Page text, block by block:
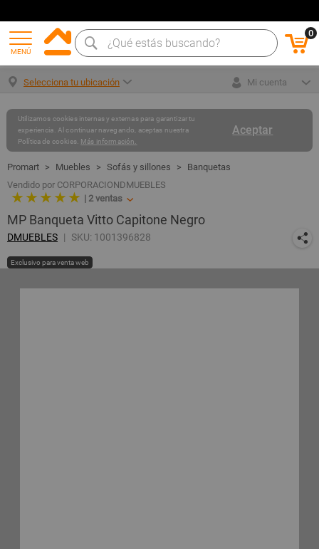
MENÚ
0
Selecciona tu ubicación Mi cuenta
Aceptar
Utilizamos cookies internas y externas para garantizar tu
experiencia. Al continuar navegando, aceptas nuestra
Política de cookies. Más información.
Muebles Sofás y sillones
Banquetas
Vendido por CORPORACIONDMUEBLES
★ ★ ★ ★ ★ | 2 ventas
MP Banqueta Vitto Capitone Negro
DMUEBLES SKU: 1001396828
Exclusivo para venta web